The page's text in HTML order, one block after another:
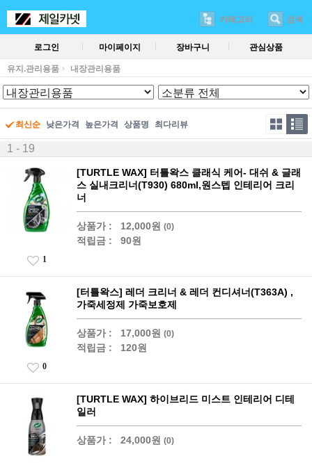
카테고리 검색
로그인 마이페이지 장바구니 관심상품
유지.관리용품 내장관리용품
최신순 낮은가격 높은가격 상품명 최다리뷰
1 - 19
[TURTLE WAX] 터틀왁스 클래식 케어- 대쉬 & 글래
스 실내크리너(T930) 680ml,원스텝 인테리어 크리
너
상품가 : 12,000원 (0)
적립금 : 90원
1
[터틀왁스] 레더 크리너 & 레더 컨디셔너(T363A) ,
가죽세정제 가죽보호제
상품가 : 17,000원 (0)
적립금 : 120원
0
[TURTLE WAX] 하이브리드 미스트 인테리어 디테
일러
상품가 : 24,000원 (0)